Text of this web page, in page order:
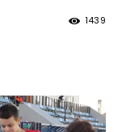
1439